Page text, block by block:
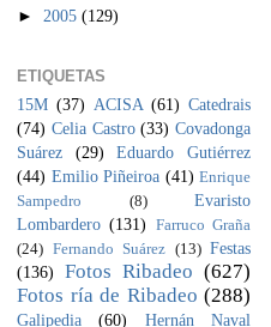
► 2005 (129)
ETIQUETAS
15M (37) ACISA (61) Catedrais
(74) Celia Castro (33) Covadonga
Suárez
(29)
Eduardo Gutiérrez
(44) Emilio Piñeiroa (41) Enrique
Sampedro
(8)
Evaristo
Lombardero (131) Farruco Graña
(24) Fernando Suárez (13) Festas
(136)
Fotos Ribadeo (627)
Fotos ría de Ribadeo (288)
Galipedia (60)
Hernán Naval